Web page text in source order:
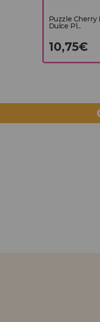
Puzzle Cherry
Dulce Pl...
10,75€